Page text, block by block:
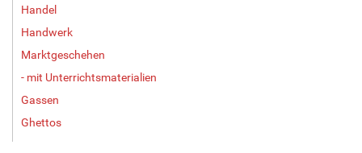
Handel
Handwerk
Marktgeschehen
- mit Unterrichtsmaterialien
Gassen
Ghettos